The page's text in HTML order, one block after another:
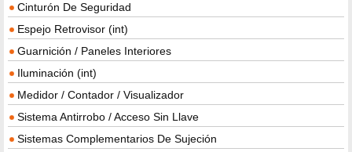
Cinturón De Seguridad
Espejo Retrovisor (int)
Guarnición / Paneles Interiores
Iluminación (int)
Medidor / Contador / Visualizador
Sistema Antirrobo / Acceso Sin Llave
Sistemas Complementarios De Sujeción